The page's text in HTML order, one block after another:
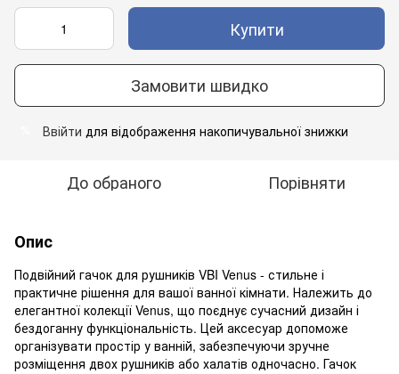
Купити
Замовити швидко
Ввійти для відображення накопичувальної знижки
До обраного Порівняти
Опис
Подвійний гачок для рушників VBI Venus - стильне і
практичне рішення для вашої ванної кімнати. Належить до
елегантної колекції Venus, що поєднує сучасний дизайн і
бездоганну функціональність. Цей аксесуар допоможе
організувати простір у ванній, забезпечуючи зручне
розміщення двох рушників або халатів одночасно. Гачок